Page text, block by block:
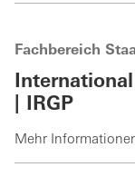
Fachbereich
| IRGP
Mehr